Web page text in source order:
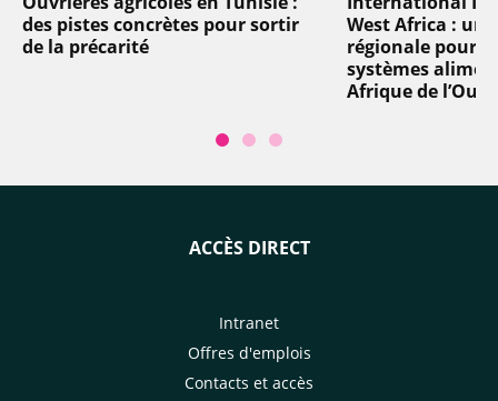
des pistes concrètes pour sortir
de la précarité
West Africa :
régionale pour
systèmes
Afrique de
ACCÈS DIRECT
Intranet
Offres d'emplois
Contacts et accès